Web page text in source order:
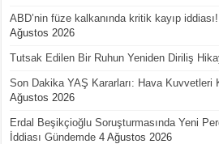
ABD’nin füze kalkanında kritik kayıp
Ağustos 2026
Tutsak Edilen Bir Ruhun Yeniden Diriliş
Son Dakika YAŞ Kararları: Hava Kuvvetleri
Ağustos 2026
Erdal Beşikçioğlu Soruşturmasında Yeni
İddiası Gündemde 4 Ağustos 2026